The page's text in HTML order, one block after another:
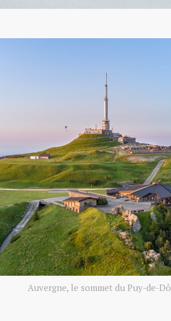
Auvergne, le sommet du Puy-de-